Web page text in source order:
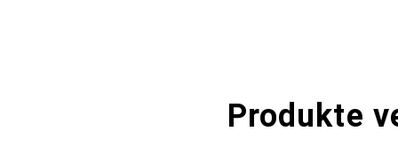
Produkte